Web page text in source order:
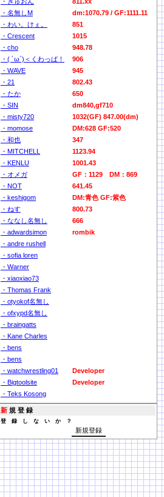
・名無しM
dm:1070.79 / GF:1111.11
・わい。けぇ。
851
・Crescent
1015
・cho
948.78
・( ´ω`)＜くわっぱ！
906
・WAVE
945
・21
802.43
・たか
650
・SIN
dm840,gf710
・misty720
1032(GF) 847.00(dm)
・momose
DM:628 GF:520
・和也
347
・MITCHELL
1123.94
・KENLU
1001.43
・オメガ
GF：1129 DM：869
・NOT
641.45
・keshigom
DM:青色 GF:紫色
・ねす
800.73
・ななし名無し
666
・adwardsimon
rombik
・andre rushell
・sofia loren
・Warner
・xiaoxiao73
・Thomas Frank
・otyokof名無し
・ofxypd名無し
・braingatts
・Kane Charles
・bens
・bens
・watchwrestling01
Developer
・Bigtoolsite
Developer
・Teks Kosong
新 規 登 録
登 録 し な い か ？